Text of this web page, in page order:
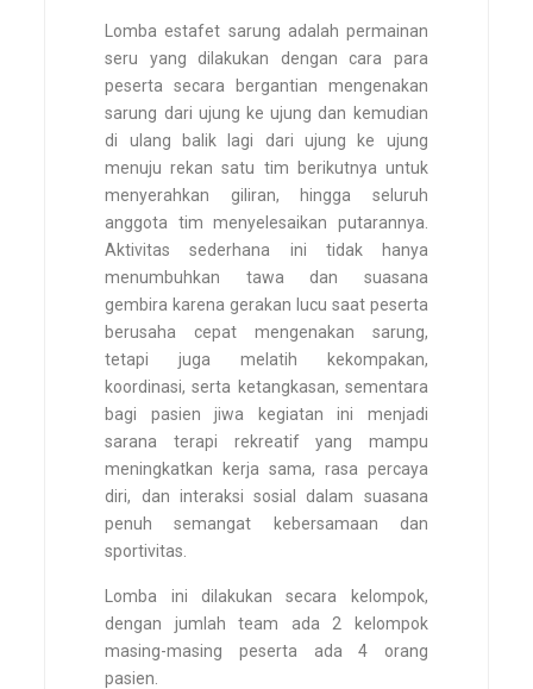
Lomba estafet sarung adalah permainan
seru yang dilakukan dengan cara para
peserta secara bergantian mengenakan
sarung dari ujung ke ujung dan kemudian
di ulang balik lagi dari ujung ke ujung
menuju rekan satu tim berikutnya untuk
menyerahkan giliran, hingga seluruh
anggota tim menyelesaikan putarannya.
Aktivitas sederhana ini tidak hanya
menumbuhkan tawa dan suasana
gembira karena gerakan lucu saat peserta
berusaha cepat mengenakan sarung,
tetapi juga melatih kekompakan,
koordinasi, serta ketangkasan, sementara
bagi pasien jiwa kegiatan ini menjadi
sarana terapi rekreatif yang mampu
meningkatkan kerja sama, rasa percaya
diri, dan interaksi sosial dalam suasana
penuh semangat kebersamaan dan
sportivitas.
Lomba ini dilakukan secara kelompok,
dengan jumlah team ada 2 kelompok
masing-masing peserta ada 4 orang
pasien.